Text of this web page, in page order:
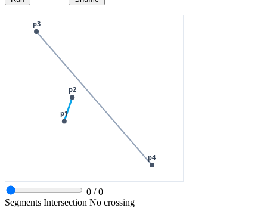
0 /0
Segments Intersection No crossing